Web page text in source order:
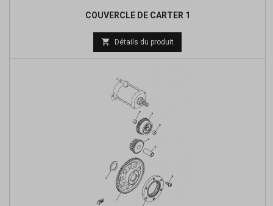
COUVERCLE DE CARTER 1
Prix
de
 Détails du produit